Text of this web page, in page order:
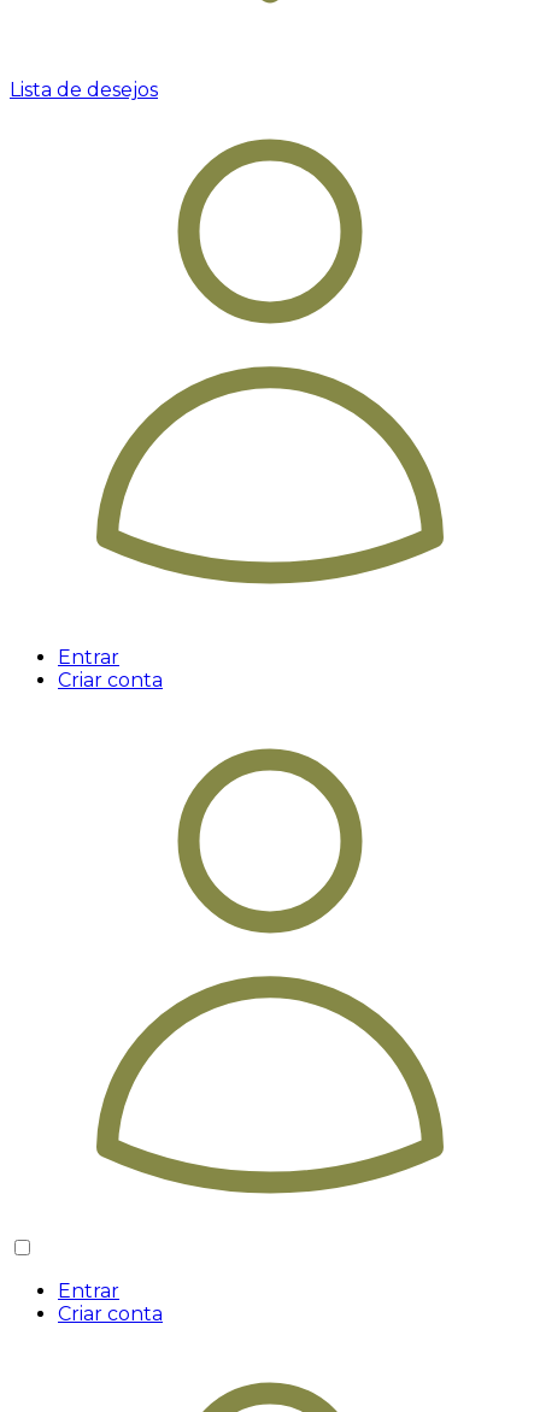
Lista de desejos
Entrar
Criar conta
Entrar
Criar conta